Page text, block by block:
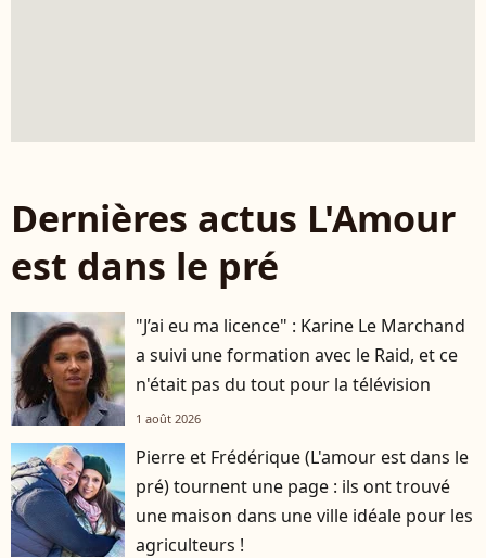
Dernières actus L'Amour
est dans le pré
"J’ai eu ma licence" : Karine Le Marchand
a suivi une formation avec le Raid, et ce
n'était pas du tout pour la télévision
1 août 2026
Pierre et Frédérique (L'amour est dans le
pré) tournent une page : ils ont trouvé
une maison dans une ville idéale pour les
agriculteurs !